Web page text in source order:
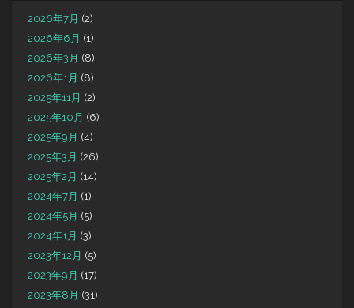
2026年7月 (2)
2026年6月 (1)
2026年3月 (8)
2026年1月 (8)
2025年11月 (2)
2025年10月 (6)
2025年9月 (4)
2025年3月 (26)
2025年2月 (14)
2024年7月 (1)
2024年5月 (5)
2024年1月 (3)
2023年12月 (5)
2023年9月 (17)
2023年8月 (31)